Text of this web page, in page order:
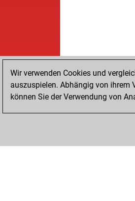
Wir verwenden Cookies und
auszuspielen. Abhängig von ihrem
können Sie der Verwendung von